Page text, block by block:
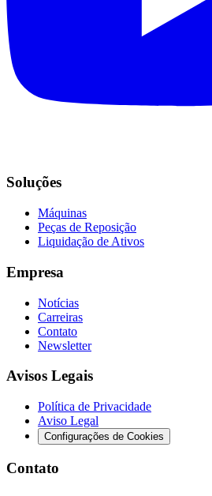
Soluções
Máquinas
Peças de Reposição
Liquidação de Ativos
Empresa
Notícias
Carreiras
Contato
Newsletter
Avisos Legais
Política de Privacidade
Aviso Legal
Configurações de Cookies
Contato